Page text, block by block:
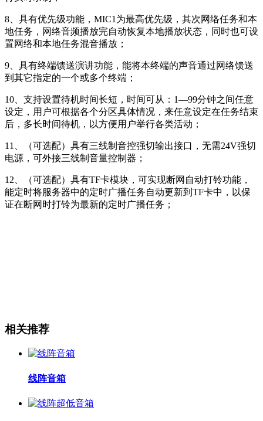
8、具有优先级功能，MIC1为最高优先级，其次网络任务和本
地任务，网络音频播放完自动恢复本地播放状态，同时也可设
置网络和本地任务混音播放；
9、具有终端馈送演讲功能，能将本终端的声音通过网络馈送
到其它指定的一个或多个终端；
10、支持设置待机时间长短，时间可从：1—99分钟之间任意
设定，用户可根据各个分区具体情况，来任意设定在任务结束
后，多长时间待机，以方便用户举行各类活动；
11、（可选配）具有三线制音控强切输出接口，无需24V强切
电源，可外接三线制音量控制器；
12、（可选配）具有TF卡模块，可实现断网自动打铃功能，
能定时将服务器中的定时广播任务自动更新到TF卡中，以保
证在断网时打铃为最新的定时广播任务；
相关推荐
线阵音箱